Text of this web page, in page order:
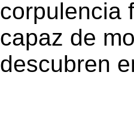
corpulencia
capaz de
descubren